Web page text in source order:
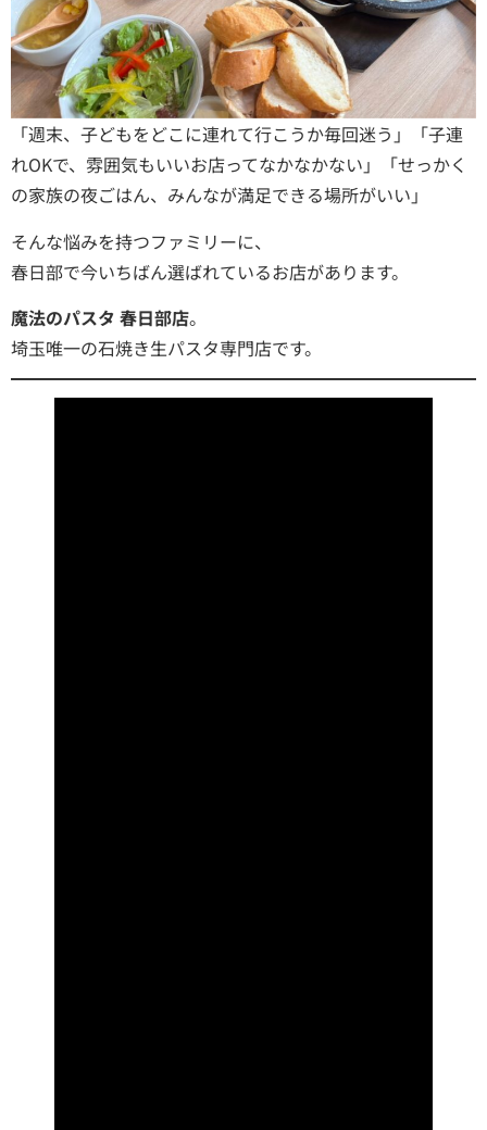
「週末、子どもをどこに連れて行こうか毎回迷う」「子連
れOKで、雰囲気もいいお店ってなかなかない」「せっかく
の家族の夜ごはん、みんなが満足できる場所がいい」
そんな悩みを持つファミリーに、
春日部で今いちばん選ばれているお店があります。
魔法のパスタ 春日部店。
埼玉唯一の石焼き生パスタ専門店です。